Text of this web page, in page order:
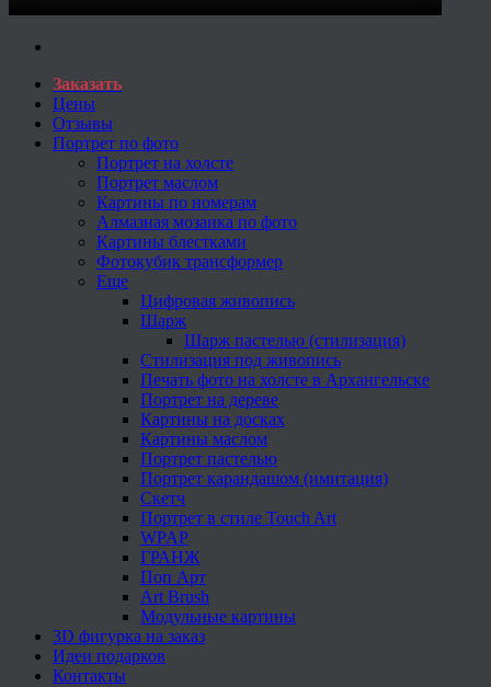
Заказать
Цены
Отзывы
Портрет по фото
Портрет на холсте
Портрет маслом
Картины по номерам
Алмазная мозаика по фото
Картины блестками
Фотокубик трансформер
Еще
Цифровая живопись
Шарж
Шарж пастелью (стилизация)
Стилизация под живопись
Печать фото на холсте в Архангельске
Портрет на дереве
Картины на досках
Картины маслом
Портрет пастелью
Портрет карандашом (имитация)
Скетч
Портрет в стиле Touch Art
WPAP
ГРАНЖ
Поп Арт
Art Brush
Модульные картины
3D фигурка на заказ
Идеи подарков
Контакты